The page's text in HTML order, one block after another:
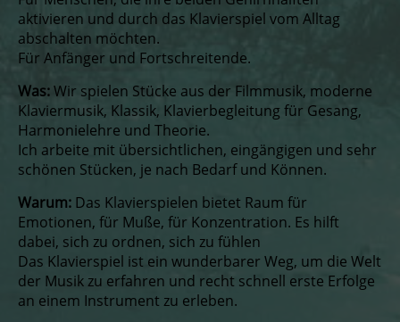
aktivieren und durch das Klavierspiel vom Alltag
abschalten möchten.
Für Anfänger und Fortschreitende.
Was:Wir spielen Stücke aus der Filmmusik, moderne
Klaviermusik, Klassik, Klavierbegleitung für Gesang,
Harmonielehre und Theorie.
Ich arbeite mit übersichtlichen, eingängigen und sehr
schönen Stücken, je nach Bedarf und Können.
Warum: Das Klavierspielen bietet Raum für
Emotionen, für Muße, für Konzentration. Es hilft
dabei, sich zu ordnen, sich zu fühlen
Das Klavierspiel ist ein wunderbarer Weg, um die Welt
der Musik zu erfahren und recht schnell erste Erfolge
an einem Instrument zu erleben.